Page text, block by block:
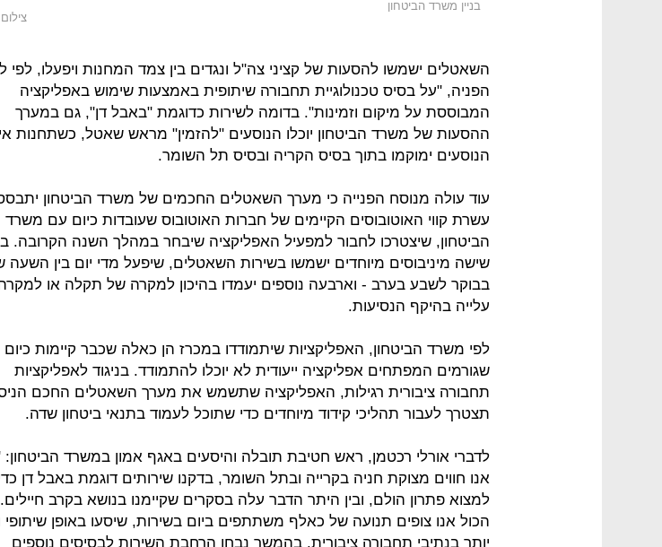
בניין משרד הביטחון
השאטלים ישמשו להסעות של קציני צה"ל ונגדים בין צמד המחנות ויפעלו, לפי
הפניה, "על בסיס טכנולוגיית תחבורה שיתופית באמצעות שימוש באפליקציה
המבוססת על מיקום וזמינות". בדומה לשירות כדוגמת "באבל דן", גם במערך
ההסעות של משרד הביטחון יוכלו הנוסעים "להזמין" מראש שאטל, כשתחנות
הנוסעים ימוקמו בתוך בסיס הקריה ובסיס תל השומר.
עוד עולה מנוסח הפנייה כי מערך השאטלים החכמים של משרד הביטחון
עשרת קווי האוטובוסים הקיימים של חברות האוטובוס שעובדות כיום עם משרד
הביטחון, שיצטרכו לחבור למפעיל האפליקציה שיבחר במהלך השנה הקרובה.
שישה מיניבוסים מיוחדים ישמשו בשירות השאטלים, שיפעל מדי יום בין השעה
בבוקר לשבע בערב - וארבעה נוספים יעמדו בהיכון למקרה של תקלה או
עלייה בהיקף הנסיעות.
לפי משרד הביטחון, האפליקציות שיתמודדו במכרז הן כאלה שכבר קיימות
שגורמים המפתחים אפליקציה ייעודית לא יוכלו להתמודד. בניגוד לאפליקציות
תחבורה ציבורית רגילות, האפליקציה שתשמש את מערך השאטלים החכם
תצטרך לעבור תהליכי קידוד מיוחדים כדי שתוכל לעמוד בתנאי ביטחון שדה.
לדברי אורלי רכטמן, ראש חטיבת תובלה והיסעים באגף אמון במשרד הביטחון:
אנו חווים מצוקת חניה בקרייה ובתל השומר, בדקנו שירותים דוגמת באבל דן
למצוא פתרון הולם, ובין היתר הדבר עלה בסקרים שקיימנו בנושא בקרב
הכול אנו צופים תנועה של כאלף משתתפים ביום בשירות, שיסעו באופן שיתופי
יותר בנתיבי תחבורה ציבורית. בהמשך נבחן הרחבת השירות לבסיסים נוספים